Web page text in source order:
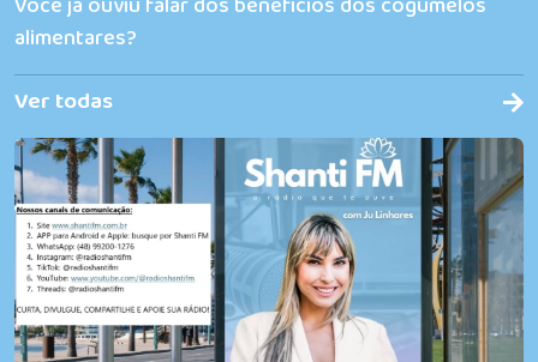
alimentares?
Ver todas
rádio
que te
ouve!